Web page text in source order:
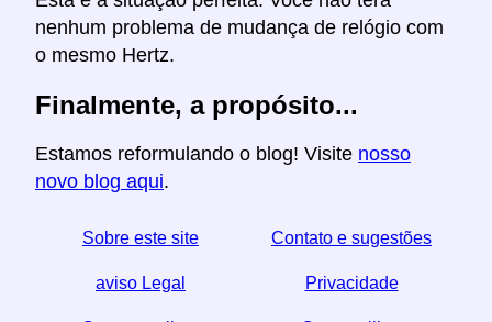
nenhum problema de mudança de relógio com
o mesmo Hertz.
Finalmente, a propósito...
Estamos reformulando o blog! Visite nosso
novo blog aqui.
Sobre este site Contato e sugestões
aviso Legal Privacidade